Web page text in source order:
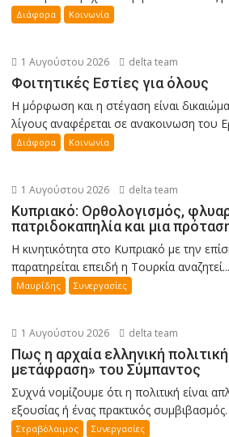
Διάφορα Κοινωνία
1 Αυγούστου 2026 delta team
Φοιτητικές Εστίες για όλους
Η μόρφωση και η στέγαση είναι
λίγους αναφέρεται σε ανακοινωση του
Διάφορα Κοινωνία
1 Αυγούστου 2026 delta team
Κυπριακό: Ορθολογισμός,
πατριδοκαπηλία και μια
Η κινητικότητα στο Κυπριακό με την
παρατηρείται επειδή η Τουρκία αναζητεί...
Μαυρίδης Συνεργασίες
1 Αυγούστου 2026 delta team
Πως η αρχαία ελληνική
μετάφραση» του Σύμπαντος
Συχνά νομίζουμε ότι η πολιτική είναι
εξουσίας ή ένας πρακτικός
Στραβόλαιμος Συνεργασίες